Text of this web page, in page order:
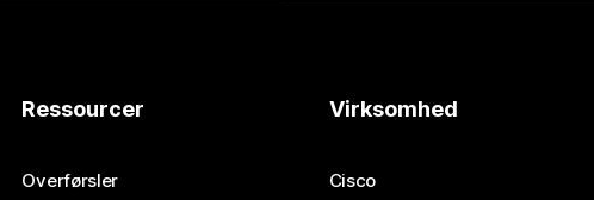
Ressourcer
Overførsler
Virksomhed
Cisco